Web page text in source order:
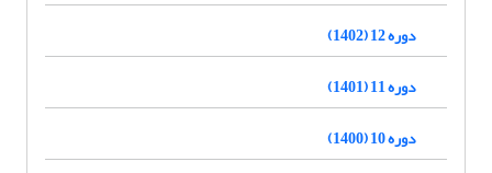
دوره 12 (1402)
دوره 11 (1401)
دوره 10 (1400)